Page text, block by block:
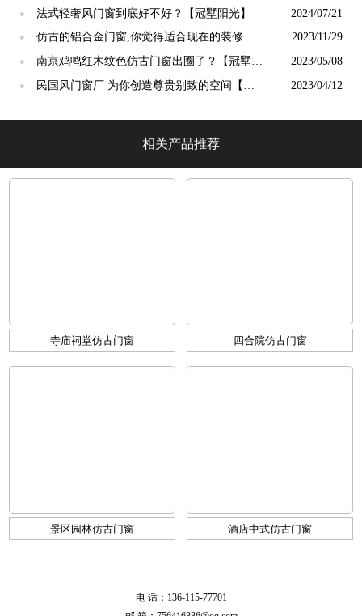
阳光】
● 法式轻奢风门窗到底好不好？【冠墅阳光】 2024/07/21
●
仿古的铝合金门窗,你觉得适合现在的装修吗?
【冠墅阳光】
2023/11/29
●
南京鸡鸣红木纹色仿古门窗出圈了？【冠墅阳
光】
2023/05/08
●
民国风门窗厂 为你创造尊贵别致的空间【冠
2023/04/12
相关产品推荐
寺庙祠堂仿古门窗 四合院仿古门窗
景区园林仿古门窗 酒店中式仿古门窗
电 话：136-115-77701